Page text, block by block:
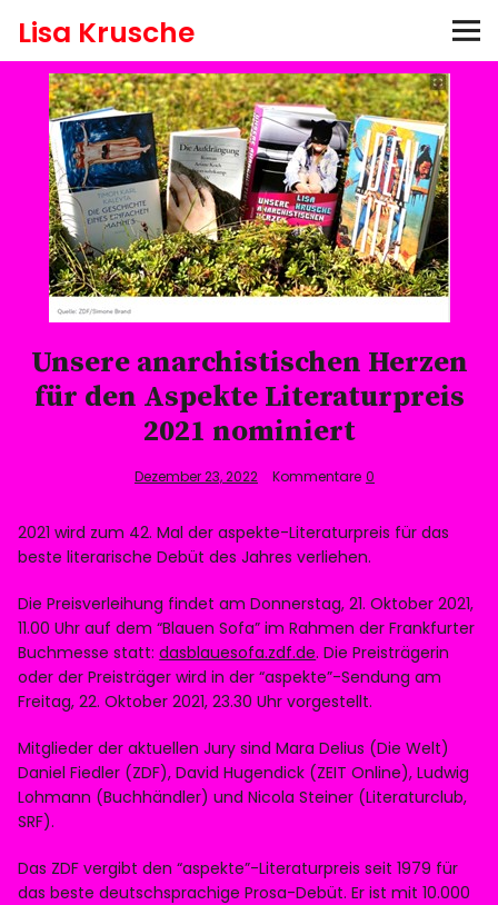
Lisa Krusche
Bücher
Aktuelles
Hören
Auszeichnungen
Termine
Pressefotos
Info
Unsere anarchistischen Herzen
für den Aspekte Literaturpreis
2021 nominiert
Dezember 23, 2022 Kommentare 0
2021 wird zum 42. Mal der aspekte-Literaturpreis für das
beste literarische Debüt des Jahres verliehen.
Die Preisverleihung findet am Donnerstag, 21. Oktober 2021,
11.00 Uhr auf dem “Blauen Sofa” im Rahmen der Frankfurter
Buchmesse statt:dasblauesofa.zdf.de. Die Preisträgerin
oder der Preisträger wird in der “aspekte”-Sendung am
Freitag, 22. Oktober 2021, 23.30 Uhr vorgestellt.
Mitglieder der aktuellen Jury sind Mara Delius (Die Welt)
Daniel Fiedler (ZDF), David Hugendick (ZEIT Online), Ludwig
Lohmann (Buchhändler) und Nicola Steiner (Literaturclub,
SRF).
Das ZDF vergibt den “aspekte”-Literaturpreis seit 1979 für
das beste deutschsprachige Prosa-Debüt. Er ist mit 10.000